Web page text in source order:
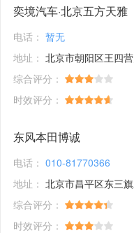
奕境汽车·北京五方天雅
电话： 暂无
地址： 北京市朝阳区王四
综合评分：
时效评分：
东风本田博诚
电话： 010-81770366
地址： 北京市昌平区东三
综合评分：
时效评分：